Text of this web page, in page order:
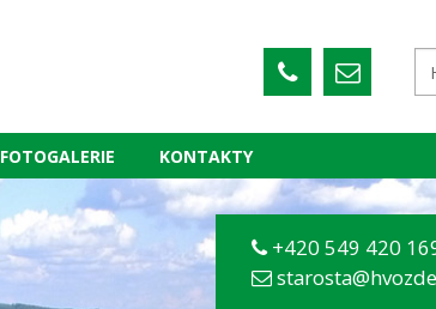
FOTOGALERIE KONTAKTY
+420 549 420